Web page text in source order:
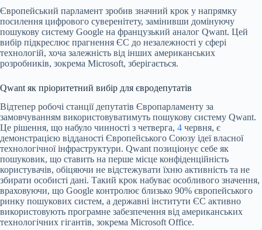
Європейський парламент зробив значний крок у напрямку
посилення цифрового суверенітету, замінивши домінуючу
пошукову систему Google на французький аналог Qwant. Цей
вибір підкреслює прагнення ЄС до незалежності у сфері
технологій, хоча залежність від інших американських
розробників, зокрема Microsoft, зберігається.
Qwant як пріоритетний вибір для євродепутатів
Відтепер робочі станції депутатів Європарламенту за
замовчуванням використовуватимуть пошукову систему Qwant.
Це рішення, що набуло чинності з четверга, 4 червня, є
демонстрацією відданості Європейського Союзу ідеї власної
технологічної інфраструктури. Qwant позиціонує себе як
пошуковик, що ставить на перше місце конфіденційність
користувачів, обіцяючи не відстежувати їхню активність та не
збирати особисті дані. Такий крок набуває особливого значення,
враховуючи, що Google контролює близько 90% європейського
ринку пошукових систем, а державні інститути ЄС активно
використовують програмне забезпечення від американських
технологічних гігантів, зокрема Microsoft Office.